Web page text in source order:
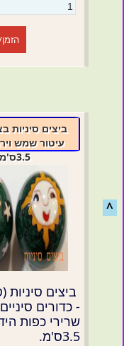
ביצים סיניות
עיטור שמש
3.5ס'מ
ביצים סיניות
- כדורים
שרירי כפות
3.5ס'מ.
^